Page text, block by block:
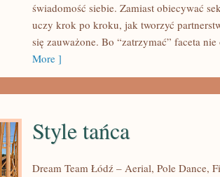
RELACJACH
świadomość siebie. Zamiast obiecywać
uczy krok po kroku, jak tworzyć
się zauważone. Bo “zatrzymać” faceta
More ]
Style tańca
Dream Team Łódź – Aerial, Pole Dance,